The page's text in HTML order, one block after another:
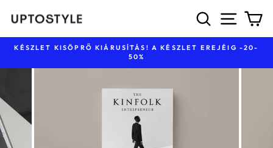
KERESÉS
Diavetítés
KÉSZLET KISÖPRŐ KIÁRUSÍTÁS! A KÉSZLET EREJÉIG -20-
50%